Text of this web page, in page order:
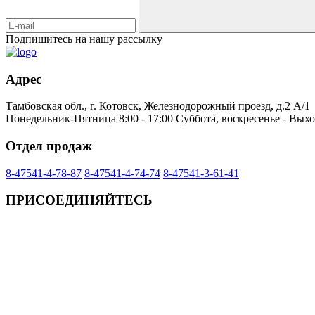
Подпишитесь на нашу рассылку
Адрес
Тамбовская обл., г. Котовск, Железнодорожный проезд, д.2 А/1
Понедельник-Пятница 8:00 - 17:00 Суббота, воскресенье -
Отдел продаж
8-47541-4-78-87 8-47541-4-74-74 8-47541-3-61-41
ПРИСОЕДИНЯЙТЕСЬ